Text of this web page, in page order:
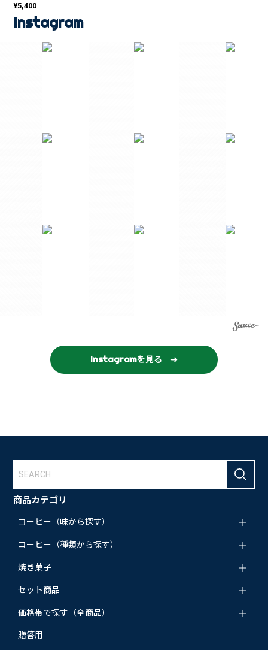
商品カテゴリ
コーヒー（味から探す）
コーヒー（種類から探す）
焼き菓子
セット商品
価格帯で探す（全商品）
贈答用
¥5,400
Instagram
Instagramを見る ➜